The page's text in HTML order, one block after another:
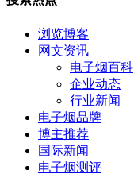
浏览博客
网文资讯
电子烟百科
企业动态
行业新闻
电子烟品牌
博主推荐
国际新闻
电子烟测评